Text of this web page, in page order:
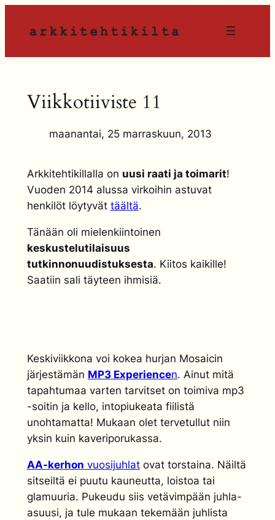
sisältöön
Viikkotiiviste 11
maanantai, 25 marraskuun, 2013
Arkkitehtikillalla on uusi raati ja toimarit!
Vuoden 2014 alussa virkoihin astuvat
henkilöt löytyvät täältä.
Tänään oli mielenkiintoinen
keskustelutilaisuus
tutkinnonuudistuksesta. Kiitos kaikille!
Saatiin sali täyteen ihmisiä.
Keskiviikkona voi kokea hurjan Mosaicin
järjestämän MP3 Experiencen. Ainut mitä
tapahtumaa varten tarvitset on toimiva mp3
-soitin ja kello, intopiukeata fiilistä
unohtamatta! Mukaan olet tervetullut niin
yksin kuin kaveriporukassa.
AA-kerhon vuosijuhlatovat torstaina. Näiltä
sitseiltä ei puutu kauneutta, loistoa tai
glamuuria. Pukeudu siis vetävimpään juhla-
asuusi, ja tule mukaan tekemään juhlista